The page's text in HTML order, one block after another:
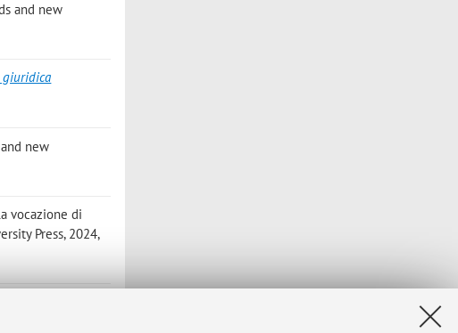
and new
giuridica
new
vocazione di
Press, 2024,